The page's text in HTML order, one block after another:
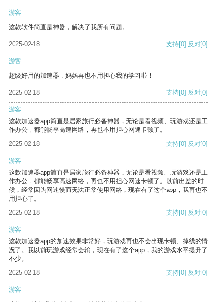
游客
这款软件简直是神器，解决了我所有问题。
2025-02-18 支持[0] 反对[0]
游客
超级好用的加速器，妈妈再也不用担心我的学习啦！
2025-02-18 支持[0] 反对[0]
游客
这款加速器app简直是居家旅行必备神器，无论是看视频、玩游戏还是工
作办公，都能畅享高速网络，再也不用担心网速卡顿了。
2025-02-18
支持[0] 反对[0]
游客
这款加速器app简直是居家旅行必备神器，无论是看视频、玩游戏还是工
作办公，都能畅享高速网络，再也不用担心网速卡顿了。以前出差的时
候，经常因为网速慢而无法正常使用网络，现在有了这个app，我再也不
用担心了。
2025-02-18
支持[0] 反对[0]
游客
这款加速器app的加速效果非常好，玩游戏再也不会出现卡顿、掉线的情
况了。我以前玩游戏经常会输，现在有了这个app，我的游戏水平提升了
不少。
2025-02-18
支持[0] 反对[0]
游客